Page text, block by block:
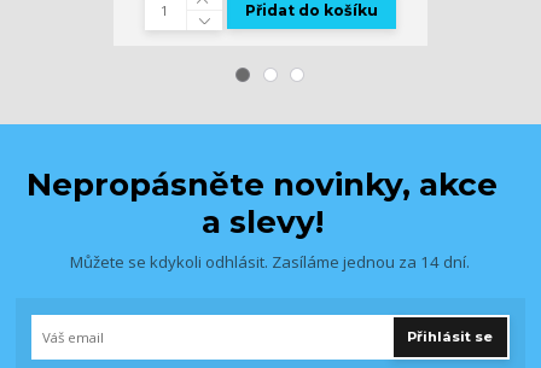
Přidat do košíku
Nepropásněte novinky, akce
a slevy!
Můžete se kdykoli odhlásit. Zasíláme jednou za 14 dní.
Přihlásit se